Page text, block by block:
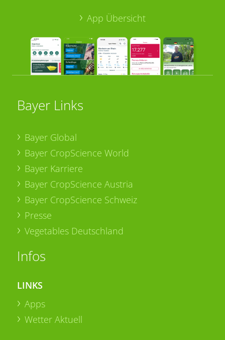
App Übersicht
Bayer Links
Bayer Global
Bayer CropScience World
Bayer Karriere
Bayer CropScience Austria
Bayer CropScience Schweiz
Presse
Vegetables Deutschland
Infos
LINKS
Apps
Wetter Aktuell